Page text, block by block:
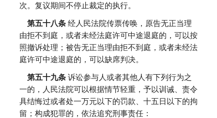
次。复议期间不停止裁定的执行。
第五十八条 经人民法院传票传唤，原告无正当理
由拒不到庭，或者未经法庭许可中途退庭的，可以按
照撤诉处理；被告无正当理由拒不到庭，或者未经法
庭许可中途退庭的，可以缺席判决。
第五十九条 诉讼参与人或者其他人有下列行为之
一的，人民法院可以根据情节轻重，予以训诫、责令
具结悔过或者处一万元以下的罚款、十五日以下的拘
留；构成犯罪的，依法追究刑事责任：